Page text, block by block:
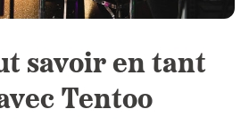
savoir en tant
Tentoo